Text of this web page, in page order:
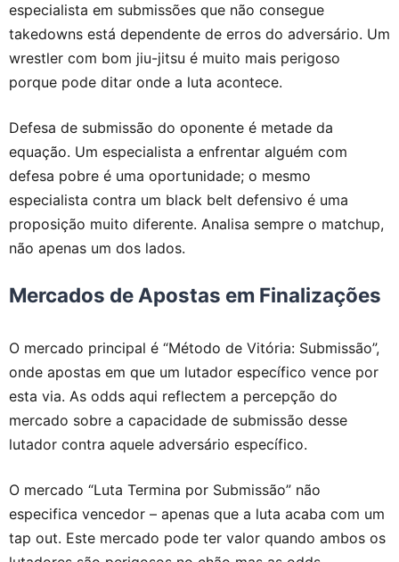
especialista em submissões que não consegue
takedowns está dependente de erros do adversário. Um
wrestler com bom jiu-jitsu é muito mais perigoso
porque pode ditar onde a luta acontece.
Defesa de submissão do oponente é metade da
equação. Um especialista a enfrentar alguém com
defesa pobre é uma oportunidade; o mesmo
especialista contra um black belt defensivo é uma
proposição muito diferente. Analisa sempre o matchup,
não apenas um dos lados.
Mercados de Apostas em Finalizações
O mercado principal é “Método de Vitória: Submissão”,
onde apostas em que um lutador específico vence por
esta via. As odds aqui reflectem a percepção do
mercado sobre a capacidade de submissão desse
lutador contra aquele adversário específico.
O mercado “Luta Termina por Submissão” não
especifica vencedor – apenas que a luta acaba com um
tap out. Este mercado pode ter valor quando ambos os